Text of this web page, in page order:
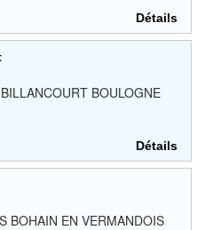
Détails
BOULOGNE
Détails
BOHAIN EN VERMANDOIS